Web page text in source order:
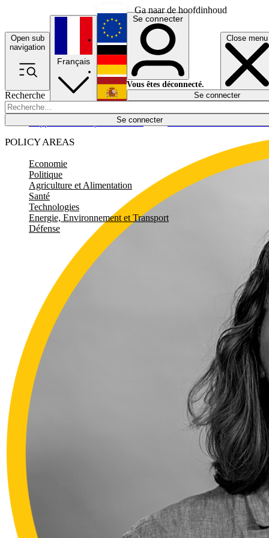
Ga naar de hoofdinhoud
Open sub
navigation
Close menu
Recherche
Se connecter
POLICY AREAS
Economie
Politique
Agriculture et Alimentation
Santé
Technologies
Energie, Environnement et Transport
Défense
Économie
Français
English
Deutsch
Español
Se connecter
Vous êtes déconnecté.
Se connecter